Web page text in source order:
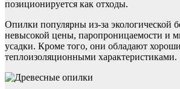
позиционируется как отходы.
Опилки популярны из-за экологической
невысокой цены, паропроницаемости и
усадки. Кроме того, они обладают
теплоизоляционными характеристиками.